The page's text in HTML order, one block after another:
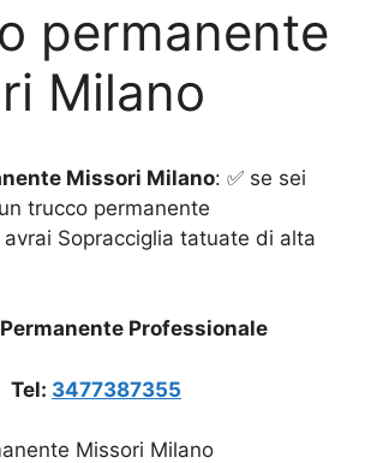
permanente
Milano
Missori Milano: ✅ se sei
trucco permanente
Sopracciglia tatuate di alta
Professionale
Tel: 3477387355